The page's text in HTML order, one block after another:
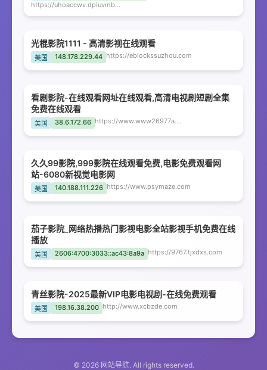
https://uhoaccwv.dpiuvmb.com
光棍影院1111 - 高清影视在线观看
美国 148.178.229.44 https://eblockssuzhou.com
看剧影院-在线观看网址在线观看,高清电视剧短剧全集
免费在线观看
美国 38.6.172.66 https://www.www26977a.com
久久99影院,999影院在线观看免费,电影免费观看网
站-6080新视觉电影网
美国 140.188.111.226 https://www.psymaze.com
茄子影院_网络热播热门影视电影全站影视手机免费在线
播放
美国 2606:4700:3033::ac43:8a9a https://9767.tjxdxs.com
青丝影院-2025最新VIP电影电视剧-在线免费观看
美国 198.16.38.200 http://www.xcbzde.com
© 2026 网站导航. All rights reserved.